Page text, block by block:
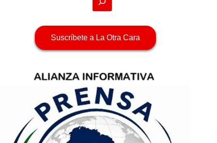
Suscríbete a La Otra Cara